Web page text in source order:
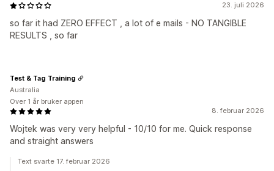
23. juli 2026
so far it had ZERO EFFECT , a lot of e mails - NO TANGIBLE
RESULTS , so far
8. februar 2026
Wojtek was very very helpful - 10/10 for me. Quick response
and straight answers
Test & Tag Training
Australia
Over 1 år bruker appen
Text svarte 17. februar 2026